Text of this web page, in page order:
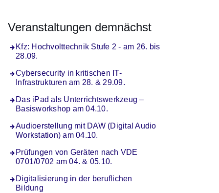
Veranstaltungen demnächst
Kfz: Hochvolttechnik Stufe 2 - am 26. bis
28.09.
Cybersecurity in kritischen IT-
Infrastrukturen am 28. & 29.09.
Das iPad als Unterrichtswerkzeug –
Basisworkshop am 04.10.
Audioerstellung mit DAW (Digital Audio
Workstation) am 04.10.
Prüfungen von Geräten nach VDE
0701/0702 am 04. & 05.10.
Digitalisierung in der beruflichen
Bildung